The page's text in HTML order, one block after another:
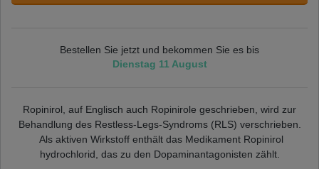
Bestellen Sie jetzt und bekommen Sie es bis
Dienstag 11 August
Ropinirol, auf Englisch auch Ropinirole geschrieben, wird zur
Behandlung des Restless-Legs-Syndroms (RLS) verschrieben.
Als aktiven Wirkstoff enthält das Medikament Ropinirol
hydrochlorid, das zu den Dopaminantagonisten zählt.